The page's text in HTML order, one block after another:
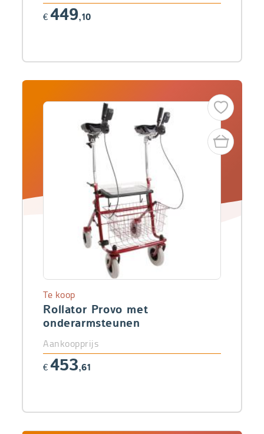
€ 449,10
Rollator Provo met
onderarmsteunen
Te koop
Aankoopprijs
€ 453,61